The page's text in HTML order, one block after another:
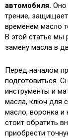
автомобиля. Оно
трение,
временем масло
В этой статье мы
замену масла в
Перед началом
подготовиться.
инструменты и
масла, ключ для
масло, воронка и
стоит обратить
приобрести